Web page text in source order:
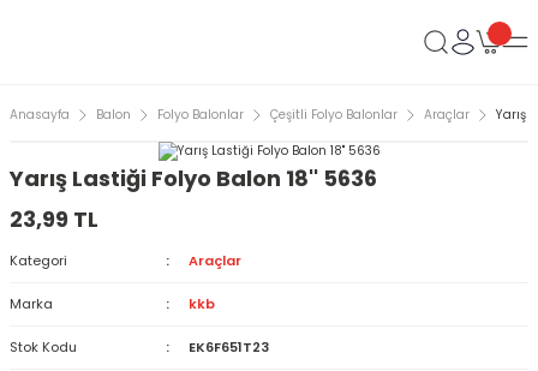
Anasayfa Balon Folyo Balonlar Çeşitli Folyo Balonlar Araçlar Yarış
Yarış Lastiği Folyo Balon 18'' 5636
23,99 TL
Kategori Araçlar
Marka kkb
Stok Kodu EK6F651T23